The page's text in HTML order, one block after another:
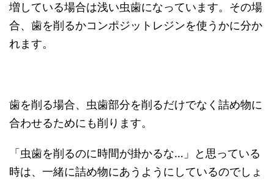
増している場合は浅い虫歯になっています。その場
合、歯を削るかコンポジットレジンを使うかに分か
れます。
歯を削る場合、虫歯部分を削るだけでなく詰め物に
合わせるためにも削ります。
「虫歯を削るのに時間が掛かるな…」と思っている
時は、一緒に詰め物にあうようにしているのでしょ